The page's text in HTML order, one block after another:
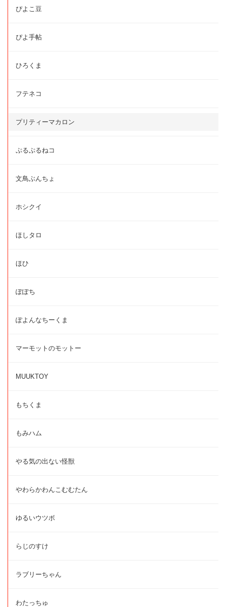
ぴよこ豆
ぴよ手帖
ひろくま
フテネコ
プリティーマカロン
ぷるぷるねコ
文鳥ぶんちょ
ホシクイ
ほしタロ
ほひ
ぽぽち
ぽよんなちーくま
マーモットのモットー
MUUKTOY
もちくま
もみハム
やる気の出ない怪獣
やわらかわんこむむたん
ゆるいウツボ
らじのすけ
ラブリーちゃん
わたっちゅ